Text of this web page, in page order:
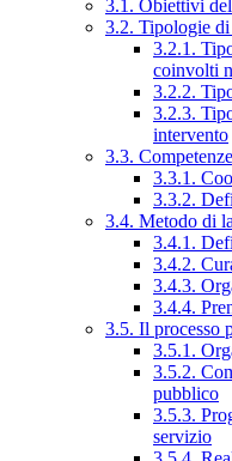
3.1. Obiettivi
3.2. Tipologie
3.2.1.
coinvolti
3.2.2.
3.2.3.
intervento
3.3.
3.3.1.
3.3.2.
3.4. Metodo di
3.4.1.
3.4.2.
3.4.3.
3.4.4.
3.5. Il processo
3.5.1.
3.5.2.
pubblico
3.5.3.
servizio